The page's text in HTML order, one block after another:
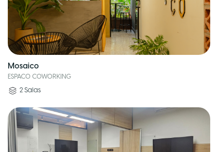
Mosaico
ESPACO COWORKING
2 Salas